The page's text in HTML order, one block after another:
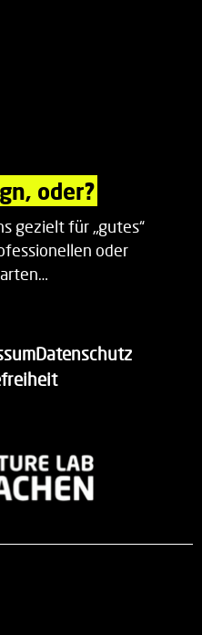
oder?
gezielt für „gutes“
oder
Datenschutz